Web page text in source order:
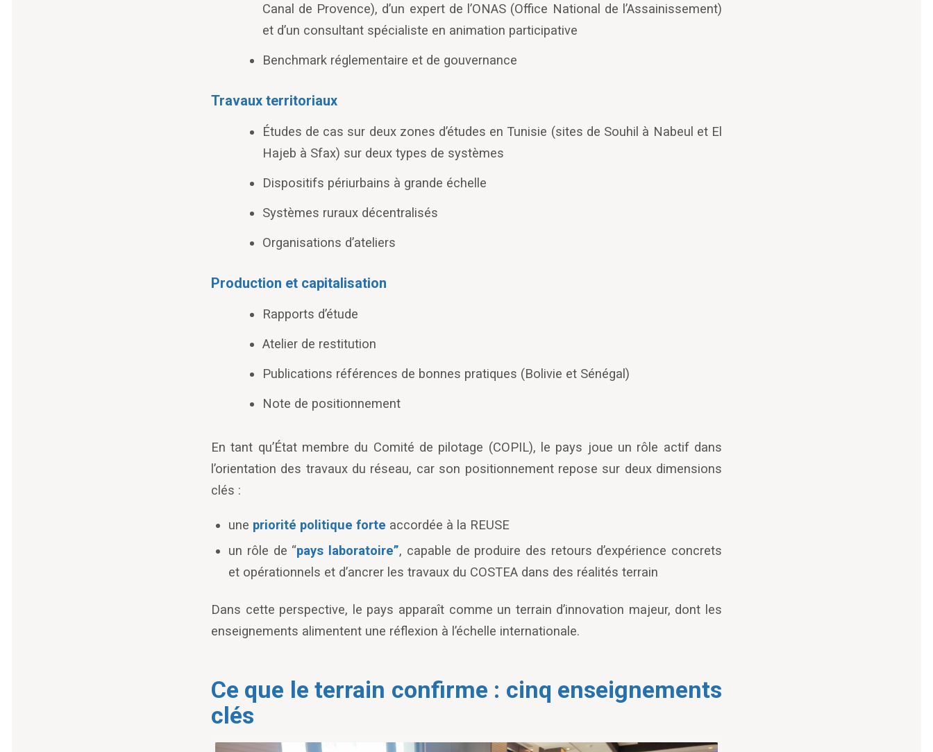
Canal de Provence), d’un expert de l’ONAS (Office National de l’Assainissement)
et d’un consultant spécialiste en animation participative
Benchmark réglementaire et de gouvernance
Travaux territoriaux
Études de cas sur deux zones d’études en Tunisie (sites de Souhil à Nabeul et El
Hajeb à Sfax) sur deux types de systèmes
Dispositifs périurbains à grande échelle
Systèmes ruraux décentralisés
Organisations d’ateliers
Production et capitalisation
Rapports d’étude
Atelier de restitution
Publications références de bonnes pratiques (Bolivie et Sénégal)
Note de positionnement
En tant qu’État membre du Comité de pilotage (COPIL), le pays joue un rôle actif dans
’orientation des travaux du réseau, car son positionnement repose sur deux dimensions
clés :
une priorité politique forte accordée à la REUSE
un rôle de “pays laboratoire”, capable de produire des retours d’expérience concrets
et opérationnels et d’ancrer les travaux du COSTEA dans des réalités terrain
Dans cette perspective, le pays apparaît comme un terrain d’innovation majeur, dont les
enseignements alimentent une réflexion à l’échelle internationale.
Ce que le terrain confirme : cinq enseignements
clés